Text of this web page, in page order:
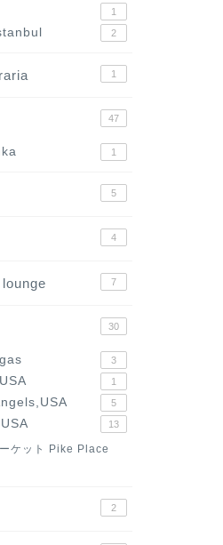
1
2
1
47
1
5
4
7
30
3
1
5
13
ケット Pike Place
2